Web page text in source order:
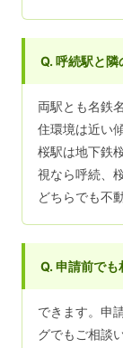
Q. 呼続駅と
両駅とも名鉄
住環境は近い
桜駅は地下鉄
視なら呼続、
どちらでも不
Q. 申請前でも
できます。申
グでもご相談